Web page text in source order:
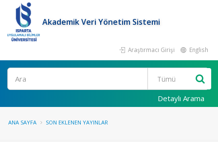
Akademik Veri Yönetim Sistemi
Araştırmacı Girişi English
Ara
Detaylı Arama
ANA SAYFA SON EKLENEN YAYINLAR